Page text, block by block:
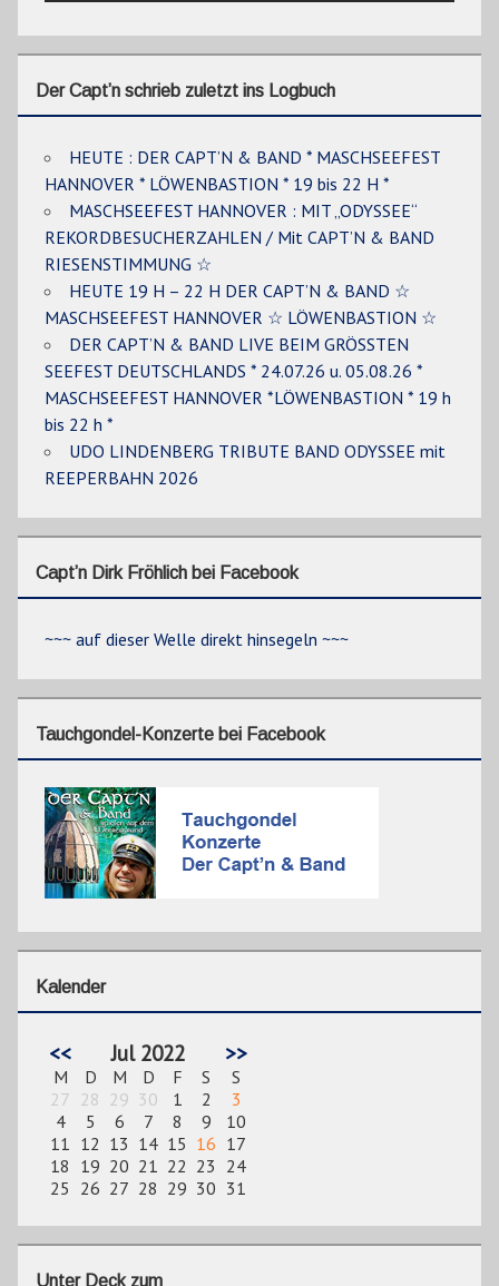
Der Capt’n schrieb zuletzt ins Logbuch
HEUTE : DER CAPT’N & BAND * MASCHSEEFEST
HANNOVER * LÖWENBASTION * 19 bis 22 H *
MASCHSEEFEST HANNOVER : MIT „ODYSSEE“
REKORDBESUCHERZAHLEN / Mit CAPT’N & BAND
RIESENSTIMMUNG ☆
HEUTE 19 H – 22 H DER CAPT’N & BAND ☆
MASCHSEEFEST HANNOVER ☆ LÖWENBASTION ☆
DER CAPT’N & BAND LIVE BEIM GRÖSSTEN
SEEFEST DEUTSCHLANDS * 24.07.26 u. 05.08.26 *
MASCHSEEFEST HANNOVER *LÖWENBASTION * 19 h
bis 22 h *
UDO LINDENBERG TRIBUTE BAND ODYSSEE mit
REEPERBAHN 2026
Capt’n Dirk Fröhlich bei Facebook
~~~ auf dieser Welle direkt hinsegeln ~~~
Tauchgondel-Konzerte bei Facebook
Kalender
<< Jul 2022 >>
M D M D F S
S
27 28 29 30 1 2
3
4
5 6 7 8 9
10
11 12 13 14 15 16 17
18 19 20 21 22 23 24
25 26 27 28 29 30 31
Unter Deck zum